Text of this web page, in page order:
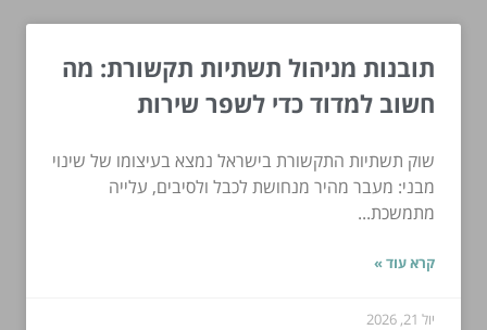
תובנות מניהול תשתיות תקשורת: מה
חשוב למדוד כדי לשפר שירות
שוק תשתיות התקשורת בישראל נמצא בעיצומו של שינוי
מבני: מעבר מהיר מנחושת לכבל ולסיבים, עלייה
מתמשכת...
קרא עוד »
יול 21, 2026